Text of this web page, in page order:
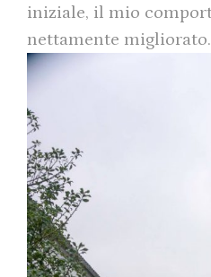
iniziale, il mio
nettamente migliorato.